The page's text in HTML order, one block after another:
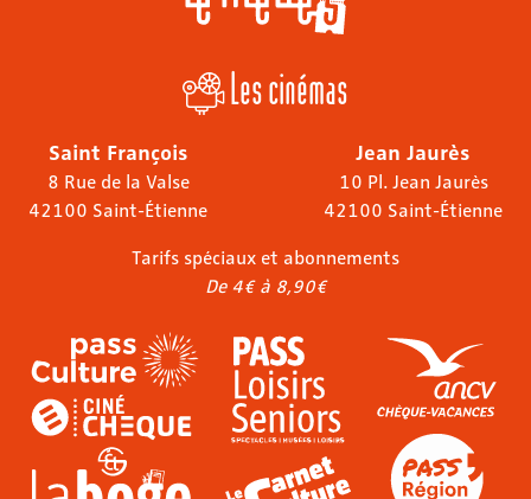
Les cinémas
Saint François
8 Rue de la Valse
42100 Saint-Étienne
Jean Jaurès
10 Pl. Jean Jaurès
42100 Saint-Étienne
Tarifs spéciaux et abonnements
De 4€ à 8,90€